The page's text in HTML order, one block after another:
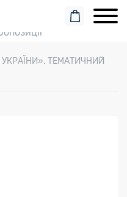
ТЕМАТИЧНИЙ